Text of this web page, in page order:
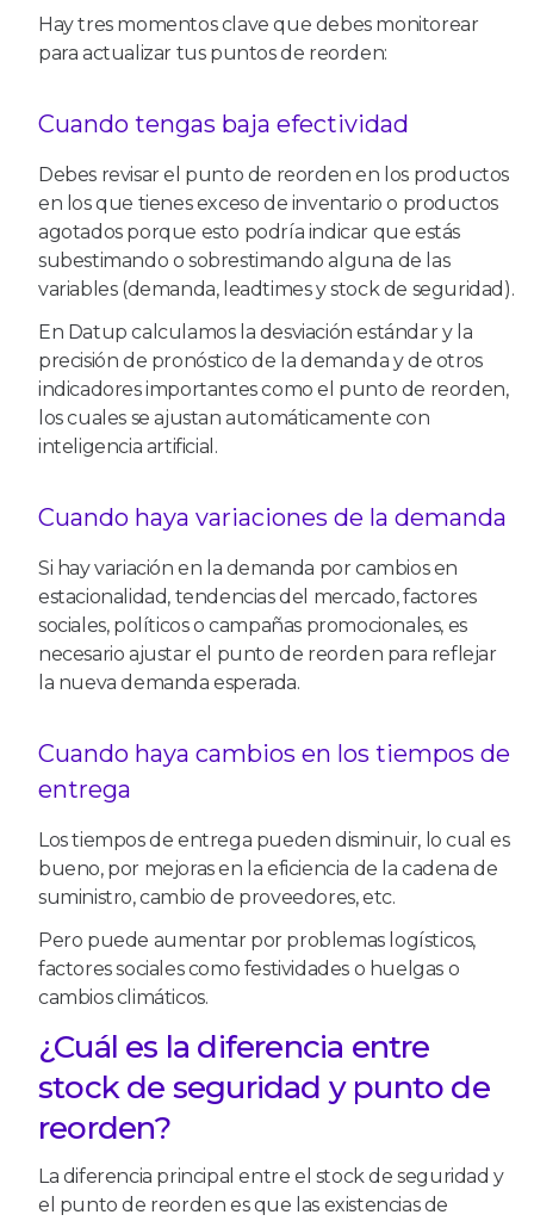
Hay tres momentos clave que debes monitorear
para actualizar tus puntos de reorden:
Cuando tengas baja efectividad
Debes revisar el punto de reorden en los productos
en los que tienes exceso de inventario o productos
agotados porque esto podría indicar que estás
subestimando o sobrestimando alguna de las
variables (demanda, leadtimes y stock de seguridad).
En Datup calculamos la desviación estándar y la
precisión de pronóstico de la demanda y de otros
indicadores importantes como el punto de reorden,
los cuales se ajustan automáticamente con
inteligencia artificial.
Cuando haya variaciones de la demanda
Si hay variación en la demanda por cambios en
estacionalidad, tendencias del mercado, factores
sociales, políticos o campañas promocionales, es
necesario ajustar el punto de reorden para reflejar
la nueva demanda esperada.
Cuando haya cambios en los tiempos de
entrega
Los tiempos de entrega pueden disminuir, lo cual es
bueno, por mejoras en la eficiencia de la cadena de
suministro, cambio de proveedores, etc.
Pero puede aumentar por problemas logísticos,
factores sociales como festividades o huelgas o
cambios climáticos.
¿Cuál es la diferencia entre
stock de seguridad y punto de
reorden?
La diferencia principal entre el stock de seguridad y
el punto de reorden es que las existencias de